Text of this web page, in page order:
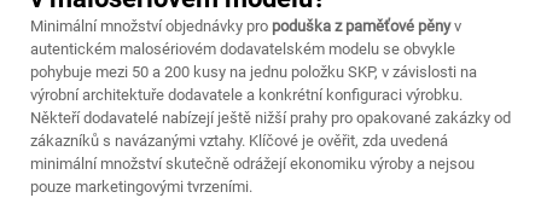
Minimální množství objednávky pro poduška z paměťové pěnyv
autentickém malosériovém dodavatelském modelu se obvykle
pohybuje mezi 50 a 200 kusy na jednu položku SKP, v závislosti na
výrobní architektuře dodavatele a konkrétní konfiguraci výrobku.
Někteří dodavatelé nabízejí ještě nižší prahy pro opakované zakázky od
zákazníků s navázanými vztahy. Klíčové je ověřit, zda uvedená
minimální množství skutečně odrážejí ekonomiku výroby a nejsou
pouze marketingovými tvrzeními.